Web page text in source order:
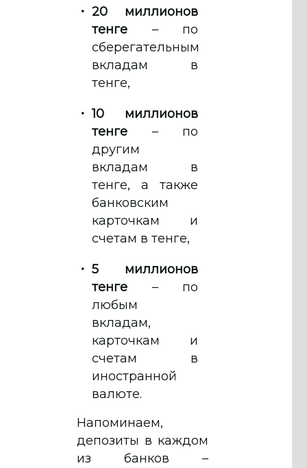
20 миллионов
тенге – по
сберегательным
вкладам в
тенге,
10 миллионов
тенге – по
другим
вкладам в
тенге, а также
банковским
карточкам и
счетам в тенге,
5 миллионов
тенге – по
любым
вкладам,
карточкам и
счетам в
иностранной
валюте.
Напоминаем,
депозиты в каждом
из банков –